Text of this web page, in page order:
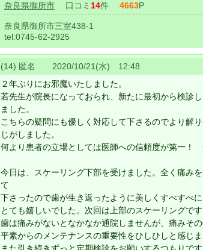
奈良県御所市 口コミ 14件 4663P
奈良県御所市三室438-1
tel:0745-62-2925
(14) 匿名 2020/10/21(水) 12:48
２年ぶりにお邪魔いたしました。
若先生が院長になっておられ、新たに最初から検診
ました。
こちらの疑問にも優しく対応して下さるのでより解
じがしました。
何より患者の立場としては医師への信頼度が第一！
今日は、スケーリング下部を受けました。全く痛み
て
下さったので歯が生き返ったように美しくすべすべに
とても嬉しいでした。次回は上部のスケーリングです
歯は痛みがないとなかなか通院しませんが、痛みそ
平素からのメンテナンスの重要性をひしひしと感じま